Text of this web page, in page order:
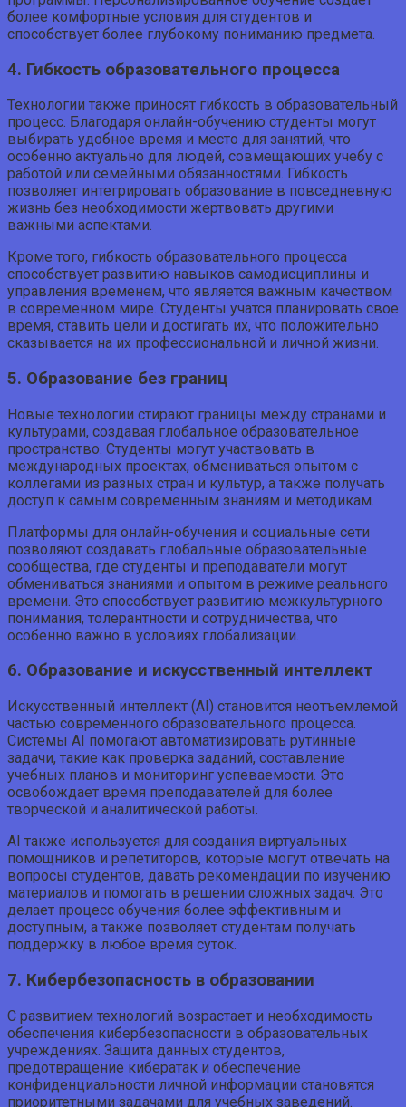
более комфортные условия для студентов и
способствует более глубокому пониманию предмета.
4. Гибкость образовательного процесса
Технологии также приносят гибкость в образовательный
процесс. Благодаря онлайн-обучению студенты могут
выбирать удобное время и место для занятий, что
особенно актуально для людей, совмещающих учебу с
работой или семейными обязанностями. Гибкость
позволяет интегрировать образование в повседневную
жизнь без необходимости жертвовать другими
важными аспектами.
Кроме того, гибкость образовательного процесса
способствует развитию навыков самодисциплины и
управления временем, что является важным качеством
в современном мире. Студенты учатся планировать свое
время, ставить цели и достигать их, что положительно
сказывается на их профессиональной и личной жизни.
5. Образование без границ
Новые технологии стирают границы между странами и
культурами, создавая глобальное образовательное
пространство. Студенты могут участвовать в
международных проектах, обмениваться опытом с
коллегами из разных стран и культур, а также получать
доступ к самым современным знаниям и методикам.
Платформы для онлайн-обучения и социальные сети
позволяют создавать глобальные образовательные
сообщества, где студенты и преподаватели могут
обмениваться знаниями и опытом в режиме реального
времени. Это способствует развитию межкультурного
понимания, толерантности и сотрудничества, что
особенно важно в условиях глобализации.
6. Образование и искусственный интеллект
Искусственный интеллект (AI) становится неотъемлемой
частью современного образовательного процесса.
Системы AI помогают автоматизировать рутинные
задачи, такие как проверка заданий, составление
учебных планов и мониторинг успеваемости. Это
освобождает время преподавателей для более
творческой и аналитической работы.
AI также используется для создания виртуальных
помощников и репетиторов, которые могут отвечать на
вопросы студентов, давать рекомендации по изучению
материалов и помогать в решении сложных задач. Это
делает процесс обучения более эффективным и
доступным, а также позволяет студентам получать
поддержку в любое время суток.
7. Кибербезопасность в образовании
С развитием технологий возрастает и необходимость
обеспечения кибербезопасности в образовательных
учреждениях. Защита данных студентов,
предотвращение кибератак и обеспечение
конфиденциальности личной информации становятся
приоритетными задачами для учебных заведений.